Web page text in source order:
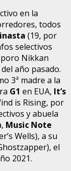
en la
todos
(19, por
selectivos
Nikkan
año pasado.
3ª madre a la
G1 en EUA, It’s
is Rising, por
y abuela
Music Note
Wells), a su
el
2021.